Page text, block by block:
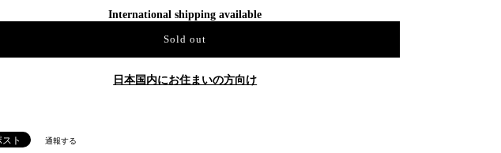
International shipping available
Sold out
日本国内にお住まいの方向け
通報する